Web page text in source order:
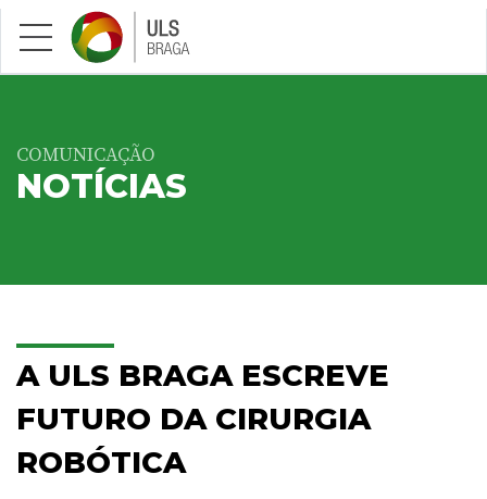
Saltar para conteúdo principal
COMUNICAÇÃO
NOTÍCIAS
A ULS BRAGA ESCREVE
FUTURO DA CIRURGIA
ROBÓTICA